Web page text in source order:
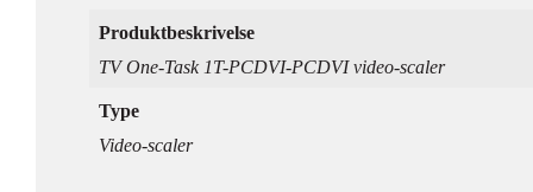
Produktbeskrivelse
TV One-Task 1T-PCDVI-PCDVI video-scaler
Type
Video-scaler